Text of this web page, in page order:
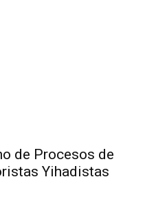
de Procesos de
Yihadistas